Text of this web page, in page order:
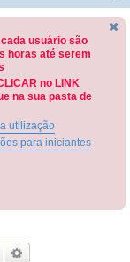
usuário são
horas até serem
no LINK
na sua pasta de
utilização
para iniciantes
Pesquisar